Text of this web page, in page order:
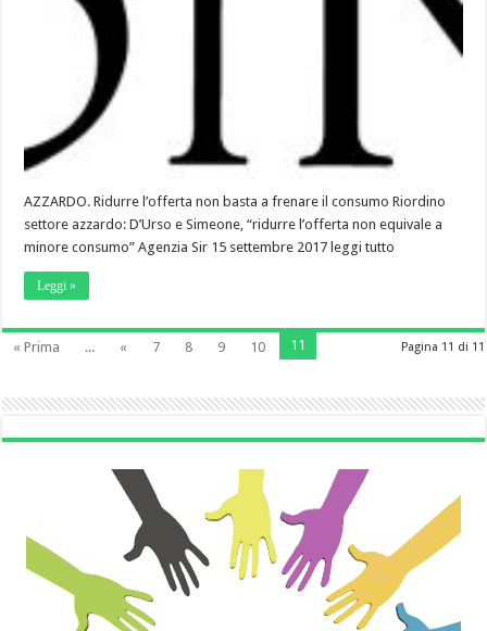
AZZARDO. Ridurre l’offerta non basta a frenare il consumo Riordino
settore azzardo: D’Urso e Simeone, “ridurre l’offerta non equivale a
minore consumo” Agenzia Sir 15 settembre 2017 leggi tutto
Leggi »
Pagina 11 di 11
« Prima ... « 7 8 9 10 11